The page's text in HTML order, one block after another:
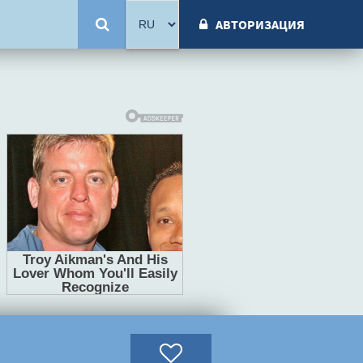
АВТОРИЗАЦИЯ